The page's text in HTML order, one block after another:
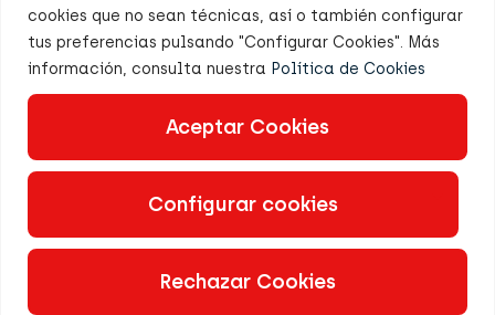
cookies que no sean técnicas, así o también configurar
tus preferencias pulsando "Configurar Cookies". Más
información, consulta nuestra Política de Cookies
Configurar cookies
Rechazar Cookies
Aceptar Cookies
Política de calidad
Política de Redes Sociales